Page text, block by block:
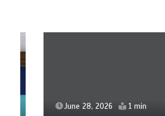
June 28, 2026 1 min